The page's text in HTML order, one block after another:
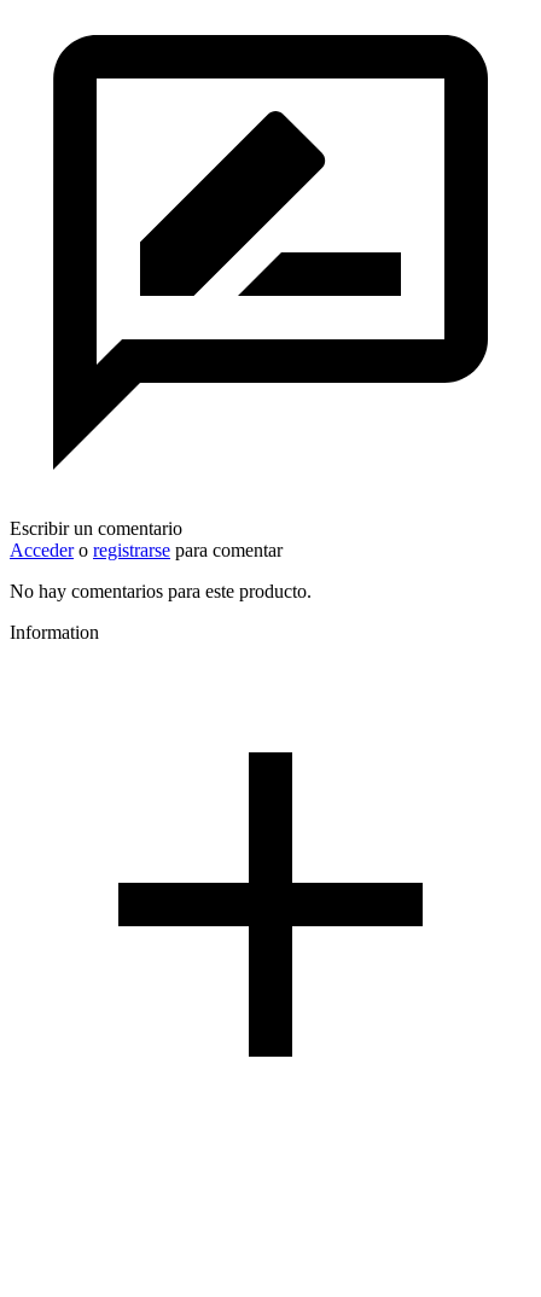
Escribir un comentario
Accedero registrarse para comentar
No hay comentarios para este producto.
Information